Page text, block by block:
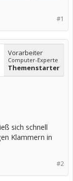
th><th>".
."</th>
$zeile['G'] ."
$zeile['J']
#1
Vorarbeiter
Computer-Experte
Themenstarter
sich schnell
Klammern in
#2